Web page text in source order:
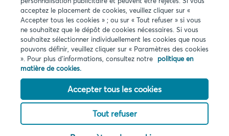
Infos légales
Privacy
Cookies
PSD2
Accessibilité
© 2026 Keytrade bank, succursale belge d'Arkéa Direct Bank SA (France),
filiale du Crédit Mutuel Arkéa
acceptez le placement de cookies, veuillez cliquer sur «
Accepter tous les cookies » ; ou sur « Tout refuser » si vous
ne souhaitez que le dépôt de cookies nécessaires. Si vous
souhaitez sélectionner individuellement les cookies que nous
pouvons définir, veuillez cliquer sur « Paramètres des cookies
». Pour plus d'informations, consultez notre politique en
matière de cookies.
Accepter tous les cookies
Tout refuser